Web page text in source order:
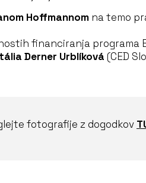
Hoffmannom na temo
financiranja programa
Derner Urblíková (CED
fotografije z dogodkov